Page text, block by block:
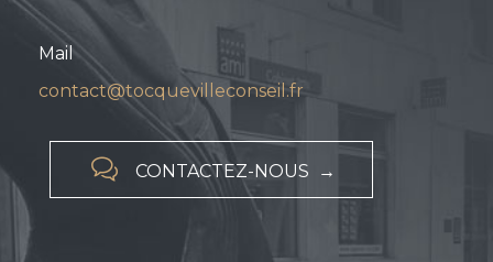
Mail
contact@tocquevilleconseil.fr
 CONTACTEZ-NOUS →